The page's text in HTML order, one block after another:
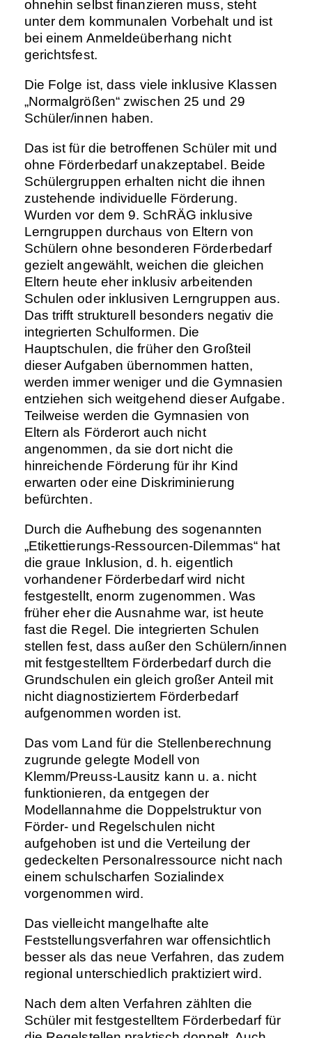
ohnehin selbst finanzieren muss, steht
unter dem kommunalen Vorbehalt und ist
bei einem Anmeldeüberhang nicht
gerichtsfest.
Die Folge ist, dass viele inklusive Klassen
„Normalgrößen“ zwischen 25 und 29
Schüler/innen haben.
Das ist für die betroffenen Schüler mit und
ohne Förderbedarf unakzeptabel. Beide
Schülergruppen erhalten nicht die ihnen
zustehende individuelle Förderung.
Wurden vor dem 9. SchRÄG inklusive
Lerngruppen durchaus von Eltern von
Schülern ohne besonderen Förderbedarf
gezielt angewählt, weichen die gleichen
Eltern heute eher inklusiv arbeitenden
Schulen oder inklusiven Lerngruppen aus.
Das trifft strukturell besonders negativ die
integrierten Schulformen. Die
Hauptschulen, die früher den Großteil
dieser Aufgaben übernommen hatten,
werden immer weniger und die Gymnasien
entziehen sich weitgehend dieser Aufgabe.
Teilweise werden die Gymnasien von
Eltern als Förderort auch nicht
angenommen, da sie dort nicht die
hinreichende Förderung für ihr Kind
erwarten oder eine Diskriminierung
befürchten.
Durch die Aufhebung des sogenannten
„Etikettierungs-Ressourcen-Dilemmas“ hat
die graue Inklusion, d. h. eigentlich
vorhandener Förderbedarf wird nicht
festgestellt, enorm zugenommen. Was
früher eher die Ausnahme war, ist heute
fast die Regel. Die integrierten Schulen
stellen fest, dass außer den Schülern/innen
mit festgestelltem Förderbedarf durch die
Grundschulen ein gleich großer Anteil mit
nicht diagnostiziertem Förderbedarf
aufgenommen worden ist.
Das vom Land für die Stellenberechnung
zugrunde gelegte Modell von
Klemm/Preuss-Lausitz kann u. a. nicht
funktionieren, da entgegen der
Modellannahme die Doppelstruktur von
Förder- und Regelschulen nicht
aufgehoben ist und die Verteilung der
gedeckelten Personalressource nicht nach
einem schulscharfen Sozialindex
vorgenommen wird.
Das vielleicht mangelhafte alte
Feststellungsverfahren war offensichtlich
besser als das neue Verfahren, das zudem
regional unterschiedlich praktiziert wird.
Nach dem alten Verfahren zählten die
Schüler mit festgestelltem Förderbedarf für